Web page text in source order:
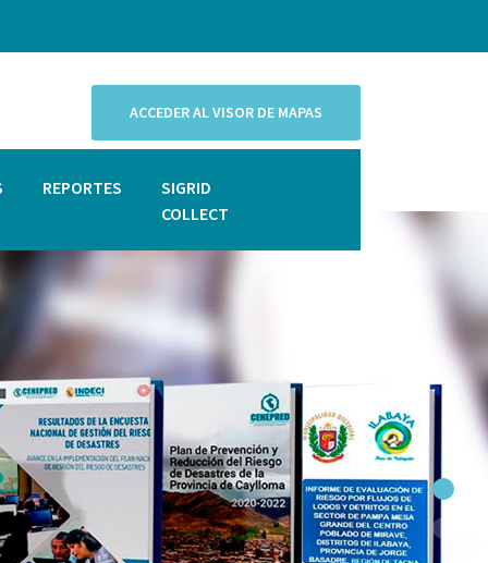
ACCEDER AL VISOR DE MAPAS
REPORTES
SIGRID
COLLECT